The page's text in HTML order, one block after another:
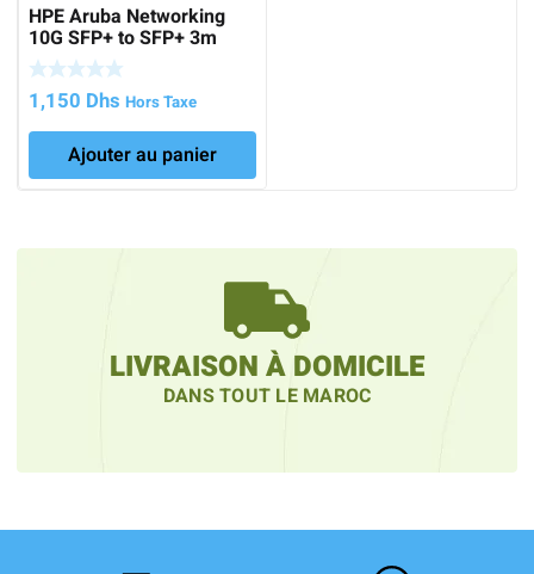
HPE Aruba Networking
10G SFP+ to SFP+ 3m
Direct Attach Copper
Cable
1,150 Dhs Hors Taxe
Ajouter au panier
LIVRAISON À DOMICILE
DANS TOUT LE MAROC